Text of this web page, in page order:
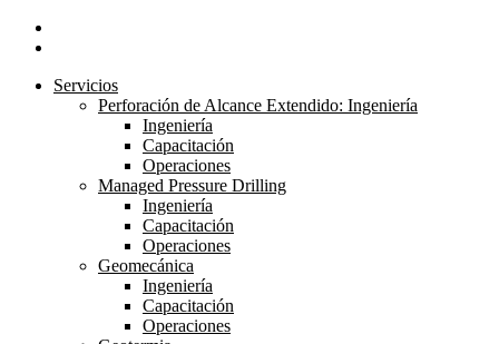
Close
Servicios
Perforación de Alcance Extendido: Ingeniería
Ingeniería
Capacitación
Operaciones
Managed Pressure Drilling
Ingeniería
Capacitación
Operaciones
Geomecánica
Ingeniería
Capacitación
Operaciones